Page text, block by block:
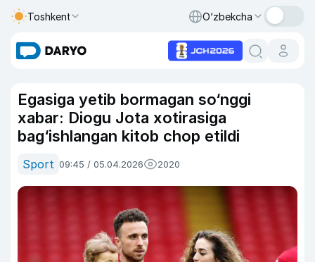
Toshkent O‘zbekcha
Egasiga yetib bormagan so‘nggi
xabar: Diogu Jota xotirasiga
bag‘ishlangan kitob chop etildi
Sport 09:45 / 05.04.2026 2020